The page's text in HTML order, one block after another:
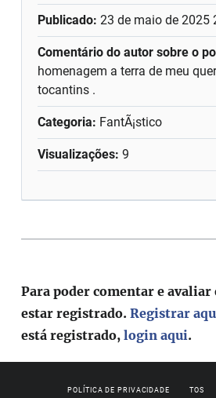
Publicado:23 de maio de 2025
Comentário do autor sobre o
homenagem a terra de meu
tocantins .
Categoria: FantÃ¡stico
Visualizações: 9
Para poder comentar e avaliar
estar registrado.Registrar
está registrado,login aqui.
POLÍTICA DE PRIVACIDADE TOS